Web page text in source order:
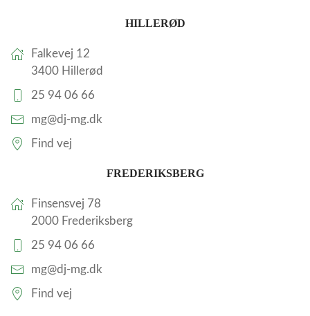
HILLERØD
Falkevej 12
3400 Hillerød
25 94 06 66
mg@dj-mg.dk
Find vej
FREDERIKSBERG
Finsensvej 78
2000 Frederiksberg
25 94 06 66
mg@dj-mg.dk
Find vej